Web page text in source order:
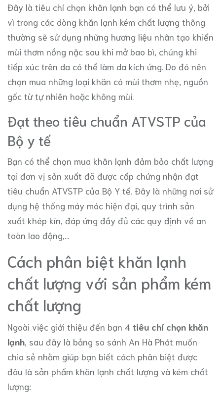
Đây là tiêu chí chọn khăn lạnh bạn có thể lưu ý, bởi
vì trong các dòng khăn lạnh kém chất lượng thông
thường sẽ sử dụng những hương liệu nhân tạo khiến
mùi thơm nồng nặc sau khi mở bao bì, chúng khi
tiếp xúc trên da có thể làm da kích ứng. Do đó nên
chọn mua những loại khăn có mùi thơm nhẹ, nguồn
gốc từ tự nhiên hoặc không mùi.
Đạt theo tiêu chuẩn ATVSTP của
Bộ y tế
Bạn có thể chọn mua khăn lạnh đảm bảo chất lượng
tại đơn vị sản xuất đã được cấp chứng nhận đạt
tiêu chuẩn ATVSTP của Bộ Y tế. Đây là những nơi sử
dụng hệ thống máy móc hiện đại, quy trình sản
xuất khép kín, đáp ứng đầy đủ các quy định về an
toàn lao động,...
Cách phân biệt khăn lạnh
chất lượng với sản phẩm kém
chất lượng
Ngoài việc giới thiệu đến bạn 4 tiêu chí chọn khăn
lạnh, sau đây là bảng so sánh An Hà Phát muốn
chia sẻ nhằm giúp bạn biết cách phân biệt được
đâu là sản phẩm khăn lạnh chất lượng và kém chất
lượng: